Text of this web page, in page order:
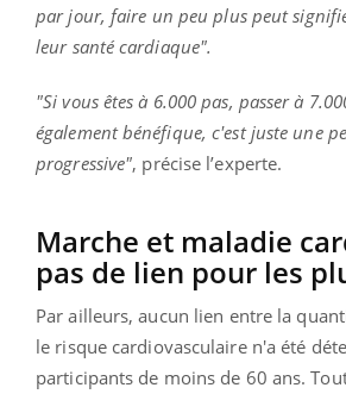
par jour, faire un peu plus peut
leur santé cardiaque".
"Si vous êtes à 6.000 pas, passer à
également bénéfique, c'est juste une
progressive", précise l’experte.
Marche et maladie
pas de lien pour les
Par ailleurs, aucun lien entre la
le risque cardiovasculaire n'a été
participants de moins de 60 ans.